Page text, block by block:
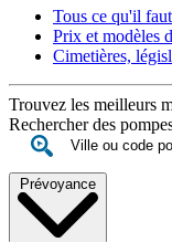
Tous ce qu'il
Prix et modèles
Cimetières,
Trouvez les meilleurs
Rechercher des
Prévoyance